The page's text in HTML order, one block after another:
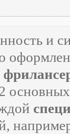
и
2